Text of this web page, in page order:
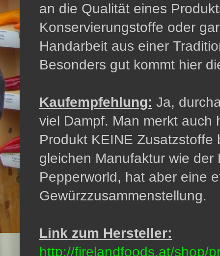
an die Qualität eines
Konservierungstoffe oder
Handarbeit aus einer
Besonders gut kommt hier
Kaufempfehlung: Ja,
viel Dampf. Man merkt auch
Produkt KEINE Zusatzstoffe
gleichen Manufaktur wie
Pepperworld, hat aber eine
Gewürzzusammenstellung.
Link zum Hersteller:
http://firelandfoods.at/shop/